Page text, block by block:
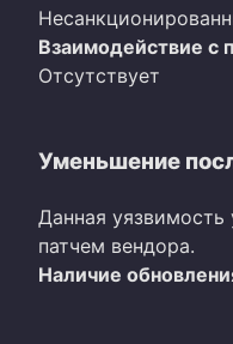
Взаимодействие с
Отсутствует
Уменьшение
Данная
патчем вендора.
Наличие